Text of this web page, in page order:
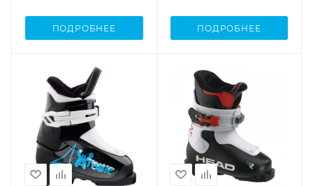
ПОДРОБНЕЕ ПОДРОБНЕЕ